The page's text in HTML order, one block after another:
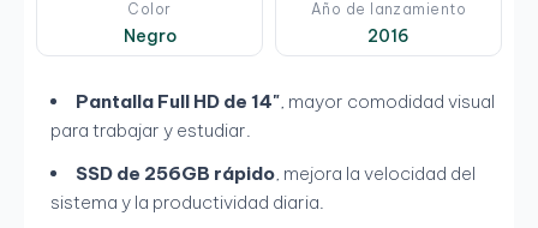
Color
Negro
Año de lanzamiento
2016
Pantalla Full HD de 14", mayor comodidad visual
para trabajar y estudiar.
SSD de 256GB rápido, mejora la velocidad del
sistema y la productividad diaria.